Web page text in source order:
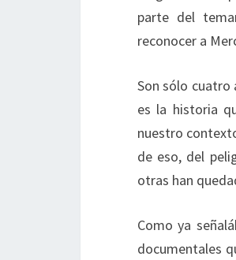
parte del
reconocer a
Son sólo cuatro
es la historia
nuestro
de eso, del
otras han
Como ya
documentales